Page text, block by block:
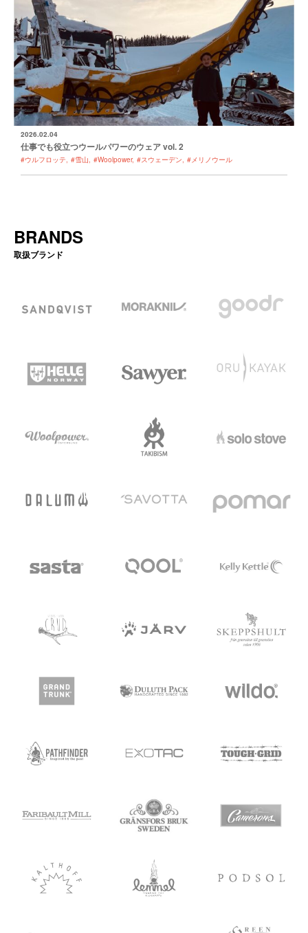
2026.02.04
仕事でも役立つウールパワーのウェア vol. 2
#ウルフロッテ #雪山 #Woolpower #スウェーデン #メリノウール
BRANDS
取扱ブランド